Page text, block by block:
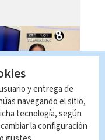
y entrega de
navegando el sitio,
tecnología, según
la configuración